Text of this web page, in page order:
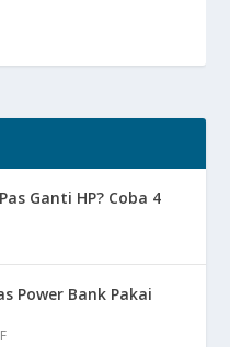
Ganti HP? Coba 4
Power Bank Pakai